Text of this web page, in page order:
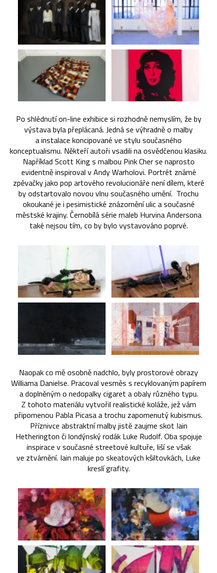
Po shlédnutí on-line exhibice si rozhodně nemyslím, že by
výstava byla přeplácaná. Jedná se výhradně o malby
a instalace koncipované ve stylu současného
konceptualismu. Někteří autoři vsadili na osvědčenou klasiku.
Například Scott King s malbou Pink Cher se naprosto
evidentně inspiroval v Andy Warholovi. Portrét známé
zpěvačky jako pop artového revolucionáře není dílem, které
by odstartovalo novou vlnu současného umění. Trochu
okoukané je i pesimistické znázornění ulic a současné
městské krajiny. Černobílá série maleb Hurvina Andersona
také nejsou tím, co by bylo vystavováno poprvé.
Naopak co mě osobně nadchlo, byly prostorové obrazy
Williama Danielse. Pracoval vesměs s recyklovaným papírem
a doplněným o nedopalky cigaret a obaly různého typu.
Z tohoto materiálu vytvořil realistické koláže, jež vám
připomenou Pabla Picasa a trochu zapomenutý kubismus.
Příznivce abstraktní malby jistě zaujme skot Iain
Hetherington či londýnský rodák Luke Rudolf. Oba spojuje
inspirace v současné streetové kultuře, liší se však
ve ztvárnění. Iain maluje po skeatových kšiltovkách, Luke
kreslí grafity.